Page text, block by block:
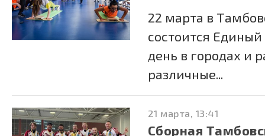
22 марта в
состоится Единый
день в городах и
различные...
21 марта, 13:41
Сборная